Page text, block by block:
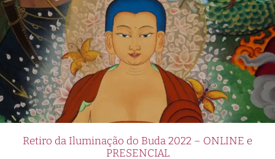
Retiro da Iluminação do Buda 2022 – ONLINE e
PRESENCIAL